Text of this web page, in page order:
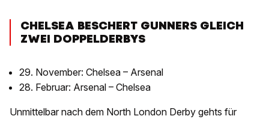
CHELSEA BESCHERT GUNNERS GLEICH
ZWEI DOPPELDERBYS
29. November: Chelsea – Arsenal
28. Februar: Arsenal – Chelsea
Unmittelbar nach dem North London Derby gehts für